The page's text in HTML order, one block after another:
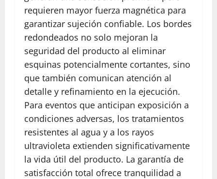
requieren mayor fuerza magnética para
garantizar sujeción confiable. Los bordes
redondeados no solo mejoran la
seguridad del producto al eliminar
esquinas potencialmente cortantes, sino
que también comunican atención al
detalle y refinamiento en la ejecución.
Para eventos que anticipan exposición a
condiciones adversas, los tratamientos
resistentes al agua y a los rayos
ultravioleta extienden significativamente
la vida útil del producto. La garantía de
satisfacción total ofrece tranquilidad a